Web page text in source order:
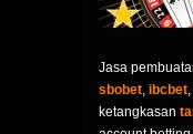
Jasa
sbobet, ibcbet,
ketangkasan